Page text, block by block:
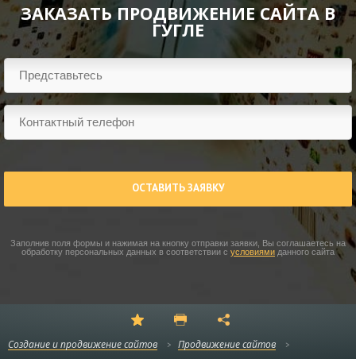
ЗАКАЗАТЬ ПРОДВИЖЕНИЕ САЙТА В
ГУГЛЕ
ОСТАВИТЬ ЗАЯВКУ
Заполнив поля формы и нажимая на кнопку отправки заявки, Вы соглашаетесь на
обработку персональных данных в соответствии с условиями данного сайта
Создание и продвижение сайтов
Продвижение сайтов